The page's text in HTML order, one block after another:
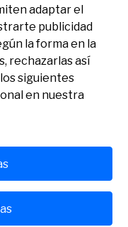
los derechos
adaptar el
publicidad
la forma en la
rechazarlas así
siguientes
en nuestra